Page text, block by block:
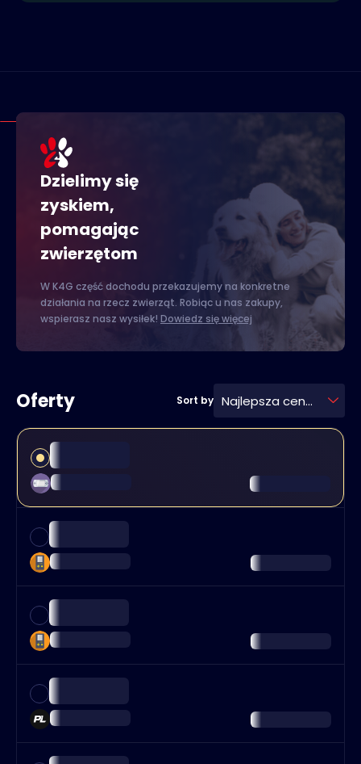
Dzielimy się
zyskiem,
pomagając
zwierzętom
W K4G część dochodu przekazujemy na konkretne
działania na rzecz zwierząt. Robiąc u nas zakupy,
wspierasz nasz wysiłek! Dowiedz się więcej
Oferty Sort by Najlepsza cena